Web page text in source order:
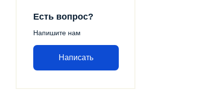
Есть вопрос?
Напишите нам
Написать